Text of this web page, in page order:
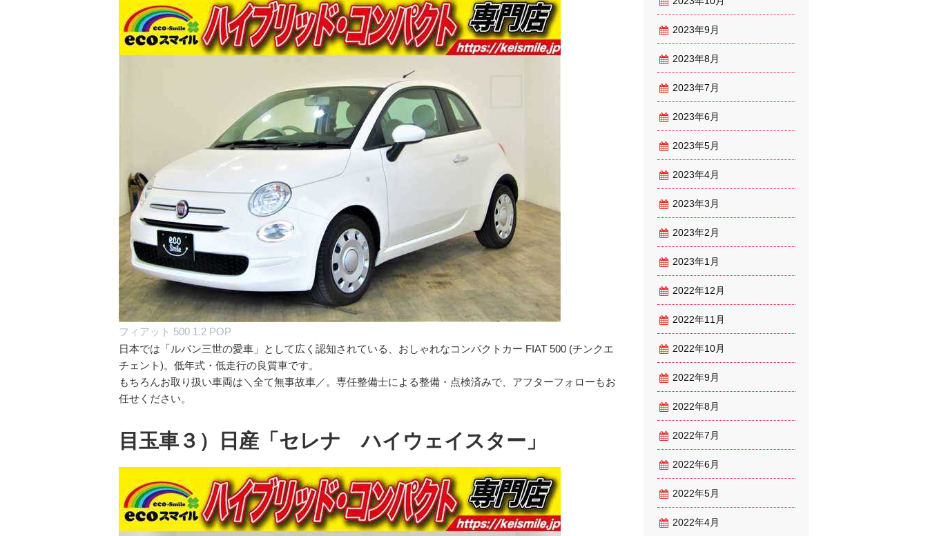
フィアット 500 1.2 POP
日本では「ルパン三世の愛車」として広く認知されている、おしゃれなコンパクトカー FIAT 500 (チンクエ
チェント)。低年式・低走行の良質車です。
もちろんお取り扱い車両は＼全て無事故車／。専任整備士による整備・点検済みで、アフターフォローもお
任せください。
目玉車３）日産「セレナ ハイウェイスター」
2023年9月
2023年8月
2023年7月
2023年6月
2023年5月
2023年4月
2023年3月
2023年2月
2023年1月
2022年12月
2022年11月
2022年10月
2022年9月
2022年8月
2022年7月
2022年6月
2022年5月
2022年4月